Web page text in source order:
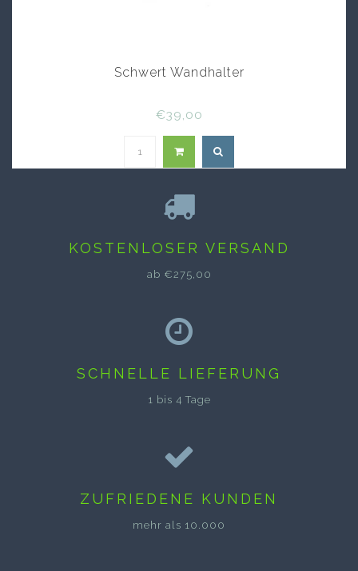
Schwert Wandhalter
€39,00
KOSTENLOSER VERSAND
ab €275,00
SCHNELLE LIEFERUNG
1 bis 4 Tage
ZUFRIEDENE KUNDEN
mehr als 10.000